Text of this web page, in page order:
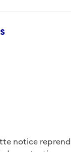
notice reprend